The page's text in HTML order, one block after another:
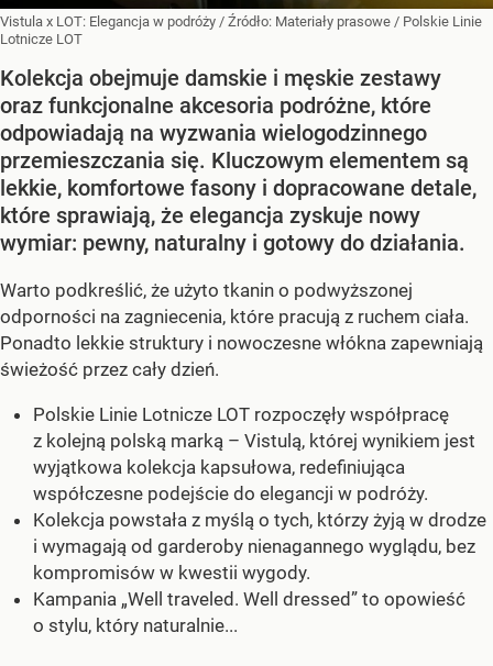
Vistula x LOT: Elegancja w podróży / Źródło: Materiały prasowe / Polskie Linie
Lotnicze LOT
Kolekcja obejmuje damskie i męskie zestawy
oraz funkcjonalne akcesoria podróżne, które
odpowiadają na wyzwania wielogodzinnego
przemieszczania się. Kluczowym elementem są
lekkie, komfortowe fasony i dopracowane detale,
które sprawiają, że elegancja zyskuje nowy
wymiar: pewny, naturalny i gotowy do działania.
Warto podkreślić, że użyto tkanin o podwyższonej
odporności na zagniecenia, które pracują z ruchem ciała.
Ponadto lekkie struktury i nowoczesne włókna zapewniają
świeżość przez cały dzień.
Polskie Linie Lotnicze LOT rozpoczęły współpracę
z kolejną polską marką – Vistulą, której wynikiem jest
wyjątkowa kolekcja kapsułowa, redefiniująca
współczesne podejście do elegancji w podróży.
Kolekcja powstała z myślą o tych, którzy żyją w drodze
i wymagają od garderoby nienagannego wyglądu, bez
kompromisów w kwestii wygody.
Kampania „Well traveled. Well dressed” to opowieść
o stylu, który naturalnie...